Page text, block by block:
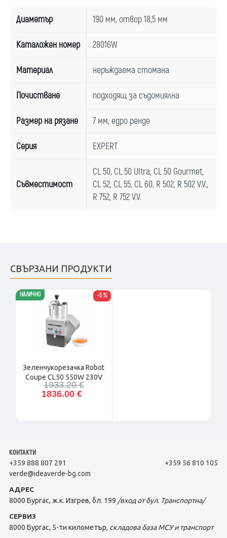
Диаметър 190 мм, отвор 18,5 мм
Каталожен номер 28016W
Материал неръждаема стомана
Почистване подходящ за съдомиялна
Размер на рязане 7 мм, едро ренде
Серия EXPERT
Съвместимост
CL 50, CL 50 Ultra, CL 50 Gourmet,
CL 52, CL 55, CL 60, R 502, R 502 V.V.,
R 752, R 752 V.V.
СВЪРЗАНИ ПРОДУКТИ
-5 %
НАЛИЧНО
Зеленчукорезачка Robot
Coupe CL50 550W 230V
1836.00 €
1933.20 €
КОНТАКТИ
+359 888 807 291
+359 56 810 105
verde@ideaverde-bg.com
АДРЕС
8000 Бургас, ж.к. Изгрев, бл. 199 /вход от бул. Транспортна/
СЕРВИЗ
8000 Бургас, 5-ти километър, складова база МСУ и транспорт